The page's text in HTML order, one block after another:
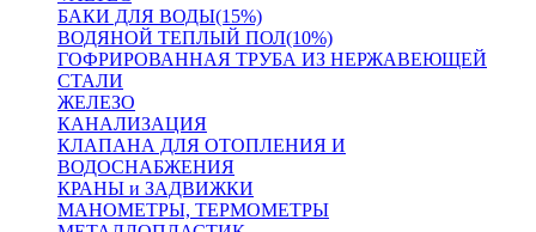
БАКИ ДЛЯ ВОДЫ(15%)
ВОДЯНОЙ ТЕПЛЫЙ ПОЛ(10%)
ГОФРИРОВАННАЯ ТРУБА ИЗ НЕРЖАВЕЮЩЕЙ
СТАЛИ
ЖЕЛЕЗО
КАНАЛИЗАЦИЯ
КЛАПАНА ДЛЯ ОТОПЛЕНИЯ И
ВОДОСНАБЖЕНИЯ
КРАНЫ и ЗАДВИЖКИ
МАНОМЕТРЫ, ТЕРМОМЕТРЫ